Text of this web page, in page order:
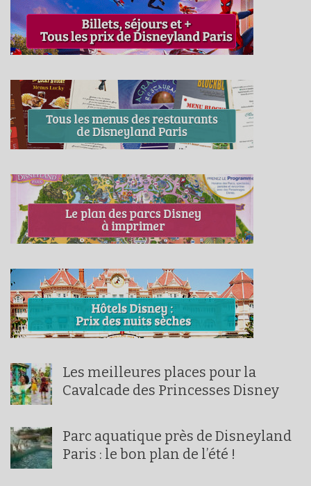
Les meilleures places pour la
Cavalcade des Princesses Disney
Parc aquatique près de Disneyland
Paris : le bon plan de l’été !